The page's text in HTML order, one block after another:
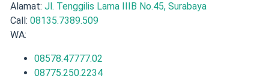
Alamat: Jl. Tenggilis Lama IIIB No.45, Surabaya
Call: 08135.7389.509
WA:
08578.47777.02
08775.250.2234